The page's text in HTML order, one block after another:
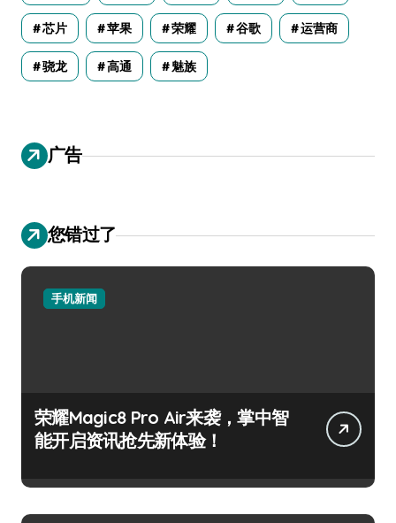
芯片 苹果 荣耀 谷歌 运营商
骁龙 高通 魅族
广告
您错过了
手机新闻
荣耀Magic8 Pro Air来袭，掌中智
能开启资讯抢先新体验！